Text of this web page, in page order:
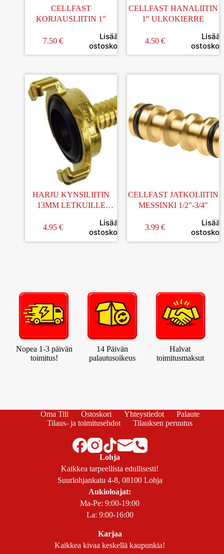
CELLFAST
KORJAUSLIITIN 1″
7.50 €
Lisää
ostoskoriin
CELLFAST HANALIITIN
1″ ULKOKIERRE
4.50 €
Lisää
HARJU KYNSILIITIN
13MM LETKUILLE
4.95 €
Lisää
ostoskoriin
CELLFAST JATKOLIITIN
MESSINKI 1/2″-3/4″
3.99 €
Lisää
Nopea 1-3 päivän
toimitus!
14 Päivän
palautusoikeus
Halvat
toimitusmaksut
Oma Tili Ostoskori Yhteystiedot
Palaute
Tilaus- ja toimitusehdot
Tilauksen peruutus
Lohja
Kaikkea tarpeellista edullisesti!
Suurlohjankatu 4-8, 08100 Lohja
Aukioloajat:
Ma-Pe: 9:00-19:00
La: 9:00-16:00
Karjaa
Kaikkea kivaa keskellä kaupunkia!